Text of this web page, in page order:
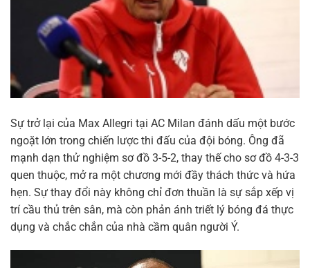
Sự trở lại của Max Allegri tại AC Milan đánh dấu một bước
ngoặt lớn trong chiến lược thi đấu của đội bóng. Ông đã
mạnh dạn thử nghiệm sơ đồ 3-5-2, thay thế cho sơ đồ 4-3-3
quen thuộc, mở ra một chương mới đầy thách thức và hứa
hẹn. Sự thay đổi này không chỉ đơn thuần là sự sắp xếp vị
trí cầu thủ trên sân, mà còn phản ánh triết lý bóng đá thực
dụng và chắc chắn của nhà cầm quân người Ý.